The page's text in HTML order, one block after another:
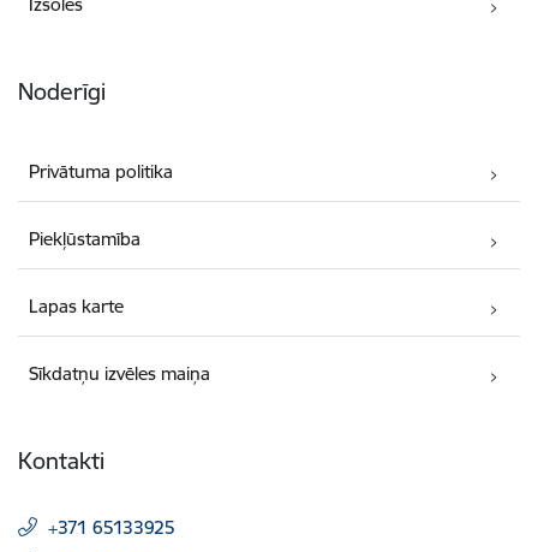
Noderīgi
Privātuma politika
Piekļūstamība
Lapas karte
Sīkdatņu izvēles maiņa
Kontakti
+371 65133925